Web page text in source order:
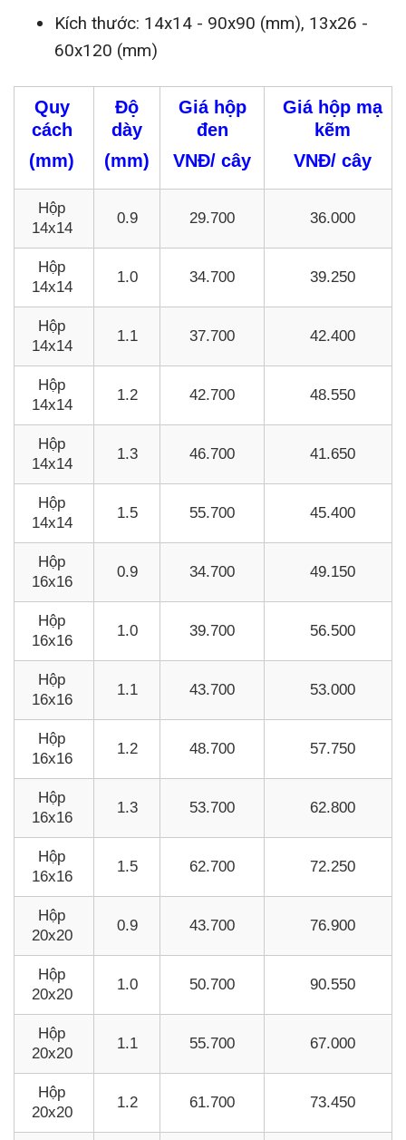
Kích thước: 14x14 - 90x90 (mm), 13x26 -
60x120 (mm)
Quy
cách
(mm)
Độ
dày
(mm)
Giá hộp
đen
VNĐ/ cây
Giá hộp mạ
kẽm
VNĐ/ cây
Hộp
14x14
0.9 29.700 36.000
Hộp
14x14
1.0 34.700 39.250
Hộp
14x14
1.1 37.700 42.400
Hộp
14x14
1.2 42.700 48.550
Hộp
14x14
1.3 46.700 41.650
Hộp
14x14
1.5 55.700 45.400
Hộp
16x16
0.9 34.700 49.150
Hộp
16x16
1.0 39.700 56.500
Hộp
16x16
1.1 43.700 53.000
Hộp
16x16
1.2 48.700 57.750
Hộp
16x16
1.3 53.700 62.800
Hộp
16x16
1.5 62.700 72.250
Hộp
20x20
0.9 43.700 76.900
Hộp
20x20
1.0 50.700 90.550
Hộp
20x20
1.1 55.700 67.000
Hộp
20x20
1.2 61.700 73.450